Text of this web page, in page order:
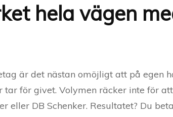
hela vägen
är det nästan omöjligt att på egen
tar för givet. Volymen räcker inte för
eller DB Schenker. Resultatet? Du